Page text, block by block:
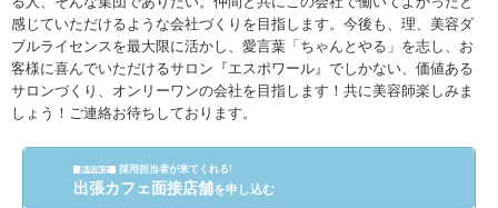
感じていただけるような会社づくりを目指します。今後も、理、美容ダ
ブルライセンスを最大限に活かし、愛言葉「ちゃんとやる」を志し、お
客様に喜んでいただけるサロン『エスポワール』でしかない、価値ある
サロンづくり、オンリーワンの会社を目指します！共に美容師楽しみま
しょう！ご連絡お待ちしております。
新卒限定 採用担当者が来てくれる!
出張カフェ面接店舗を申し込む